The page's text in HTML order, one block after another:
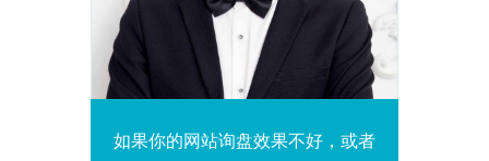
如果你的网站询盘效果不好，或者